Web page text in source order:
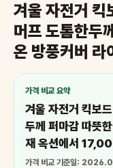
겨울 자전거 킥
머프 도톰한두
온 방풍커버 라
가격 비교 요약
겨울 자전거 킥보
두께 퍼마감 따뜻
재 옥션에서
가격 비교 기준일: